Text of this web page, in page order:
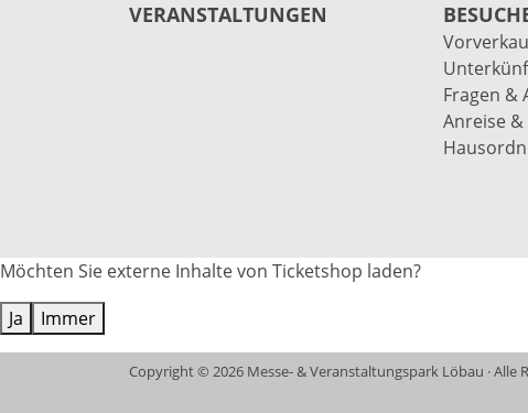
VERANSTALTUNGEN
Fragen &
Anreise &
Möchten Sie externe Inhalte von Ticketshop laden?
Ja
Immer
Copyright© 2026 Messe- & Veranstaltungspark Löbau · Alle